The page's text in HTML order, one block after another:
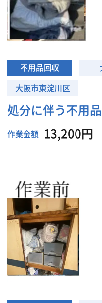
不用品回収
大阪市東淀川区
処分に伴う不用
作業金額 13,200円